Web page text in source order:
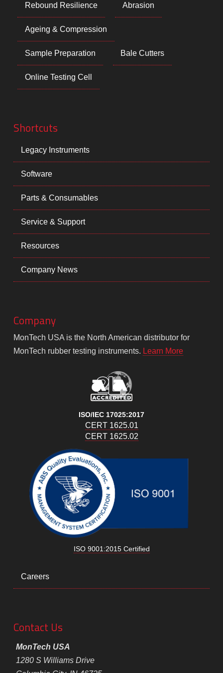
Rebound Resilience Abrasion
Ageing & Compression
Sample Preparation Bale Cutters
Online Testing Cell
Shortcuts
Legacy Instruments
Software
Parts & Consumables
Service & Support
Resources
Company News
Company
MonTech USA is the North American distributor for
MonTech rubber testing instruments. Learn More
ISO/IEC 17025:2017
CERT 1625.01
CERT 1625.02
ISO 9001:2015 Certified
Careers
Contact Us
MonTech USA
1280 S Williams Drive